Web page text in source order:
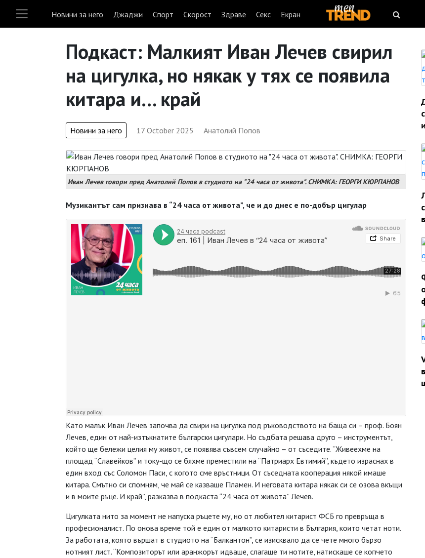
Новини за него Джаджи Спорт Скорост Здраве Секс Екран
Подкаст: Малкият Иван Лечев свирил
на цигулка, но някак у тях се появила
китара и... край
Новини за него 17 October 2025 Анатолий Попов
Иван Лечев говори пред Анатолий Попов в студиото на "24 часа от живота". СНИМКА: ГЕОРГИ КЮРПАНОВ
Музикантът сам признава в “24 часа от живота”, че и до днес е по-добър цигулар
Като малък Иван Лечев започва да свири на цигулка под ръководството на баща си – проф. Боян
Лечев, един от най-изтъкнатите български цигулари. Но съдбата решава друго – инструментът,
който ще бележи целия му живот, се появява съвсем случайно – от съседите. “Живеехме на
площад “Славейков” и току-що се бяхме преместили на “Патриарх Евтимий”, където израснах в
един вход със Соломон Паси, с когото сме връстници. От съседната кооперация някой имаше
китара. Смътно си спомням, че май се казваше Пламен. И неговата китара някак си се озова вкъщи
и в моите ръце. И край”, разказва в подкаста “24 часа от живота” Лечев.
Цигулката нито за момент не напуска ръцете му, но от любител китарист ФСБ го превръща в
професионалист. По онова време той е един от малкото китаристи в България, които четат ноти.
За работата, която вършат в студиото на “Балкантон”, се изисквало да се чете много бързо
нотният лист. “Композиторът или аранжорът идваше, слагаше ти нотите, натискаше се копчето